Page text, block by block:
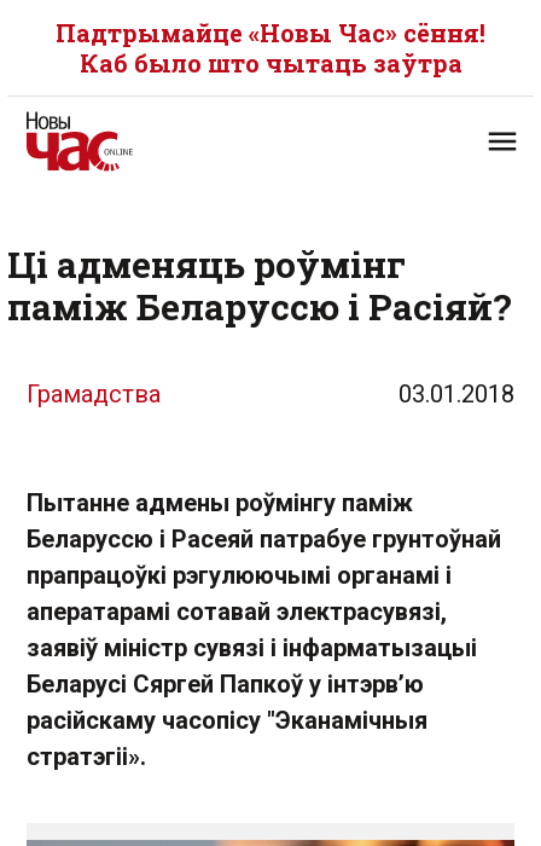
Падтрымайце «Новы Час» сёння!
Каб было што чытаць заўтра
Ці адменяць роўмінг
паміж Беларуссю і Расіяй?
Грамадства 03.01.2018
Пытанне адмены роўмінгу паміж
Беларуссю і Расеяй патрабуе грунтоўнай
прапрацоўкі рэгулюючымі органамі і
аператарамі сотавай электрасувязі,
заявіў міністр сувязі і інфарматызацыі
Беларусі Сяргей Папкоў у інтэрв’ю
расійскаму часопісу "Эканамічныя
стратэгіі».